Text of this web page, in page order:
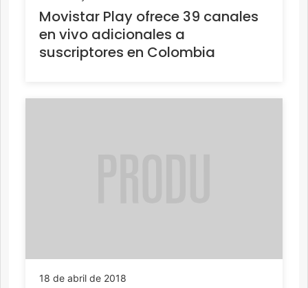
Movistar Play ofrece 39 canales
en vivo adicionales a
suscriptores en Colombia
18 de abril de 2018